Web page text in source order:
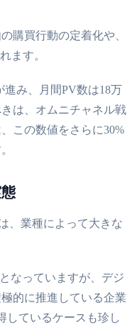
購買行動の定着化や、
ます。
み、月間PV数は18万
は、オムニチャネル戦
この数値をさらに30%
、業種によって大きな
なっていますが、デジ
的に推進している企業
しているケースも珍し